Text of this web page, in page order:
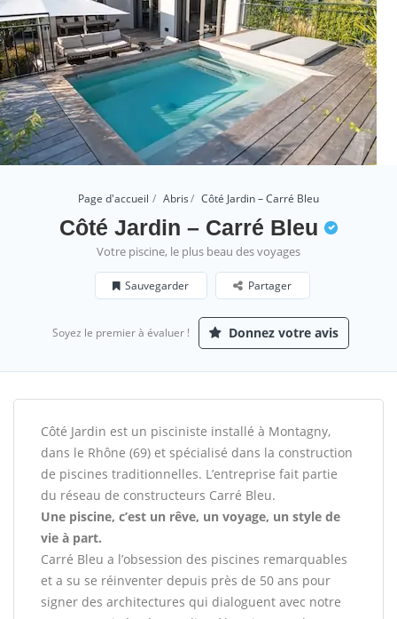
Page d'accueil Abris Côté Jardin – Carré Bleu
Côté Jardin – Carré Bleu
Votre piscine, le plus beau des voyages
Sauvegarder Partager
Soyez le premier à évaluer ! Donnez votre avis
Côté Jardin est un pisciniste installé à Montagny,
dans le Rhône (69) et spécialisé dans la construction
de piscines traditionnelles. L’entreprise fait partie
du réseau de constructeurs Carré Bleu.
Une piscine, c’est un rêve, un voyage, un style de
vie à part.
Carré Bleu a l’obsession des piscines remarquables
et a su se réinventer depuis près de 50 ans pour
signer des architectures qui dialoguent avec notre